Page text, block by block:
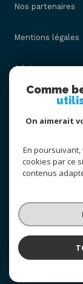
Nos partenaires
Mentions légales
Admin
Nos honoraires
Cookies
© 2026 | Tous
Comme
On aimerait
En
cookies par ce
contenus